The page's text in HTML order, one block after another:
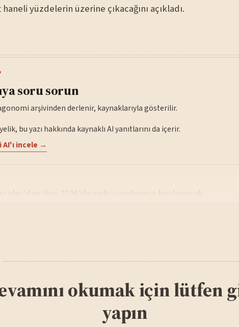
yüzdelerin üzerine çıkacağını açıkladı.
soru sorun
arşivinden derlenir, kaynaklarıyla gösterilir.
bu yazı hakkında kaynaklı AI yanıtlarını da içerir.
AI'ı incele →
ikisi 2026'da gelir yaratmaya başlayacak.
okumak için lütfen
yapın